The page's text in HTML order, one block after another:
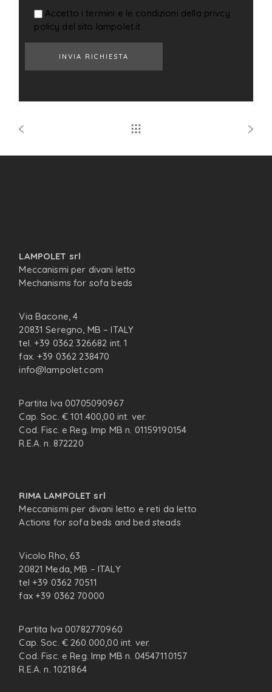
Accetto i termini e le condizioni della privcy
policy del sito lampolet.it
INVIA RICHIESTA
LAMPOLET srl
Meccanismi per divani letto
Mechanisms for sofa beds
Via Bacone, 4
20831 Seregno, MB – ITALY
tel. +39 0362 326682 int. 1
fax. +39 0362 238470
info@lampolet.com
Partita Iva 00705090967
Cap. Soc. € 101.400,00 int. ver.
Cod. Fisc. e Reg. Imp MB n. 01159190154
R.E.A. n. 872220
RIMA LAMPOLET srl
Meccanismi per divani letto e reti da letto
Actions for sofa beds and bed steads
Vicolo Rho, 63
20821 Meda, MB – ITALY
tel +39 0362 70511
fax +39 0362 70000
Partita Iva 00782770960
Cap. Soc. € 260.000,00 int. ver.
Cod. Fisc. e Reg. Imp MB n. 04547110157
R.E.A. n. 1021864